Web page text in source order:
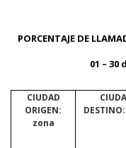
PORCENTAJE DE
01 – 30
CIUDAD
ORIGEN:
zona